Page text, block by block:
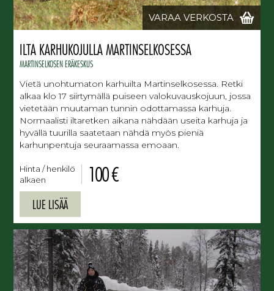
VARAA VERKOSTA
ILTA KARHUKOJULLA MARTINSELKOSESSA
MARTINSELKOSEN ERÄKESKUS
Vietä unohtumaton karhuilta Martinselkosessa. Retki
alkaa klo 17 siirtymällä puiseen valokuvauskojuun, jossa
vietetään muutaman tunnin odottamassa karhuja.
Normaalisti iltaretken aikana nähdään useita karhuja ja
hyvällä tuurilla saatetaan nähdä myös pieniä
karhunpentuja seuraamassa emoaan.
Hinta / henkilö
alkaen
100 €
LUE LISÄÄ